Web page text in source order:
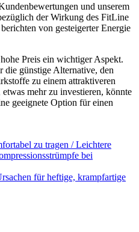
und unserem
der Wirkung des FitLine
von gesteigerter Energie
Preis ein wichtiger Aspekt.
die günstige Alternative, den
zu einem attraktiveren
mehr zu investieren, könnte
geeignete Option für einen
zu tragen / Leichtere
bei
für heftige, krampfartige